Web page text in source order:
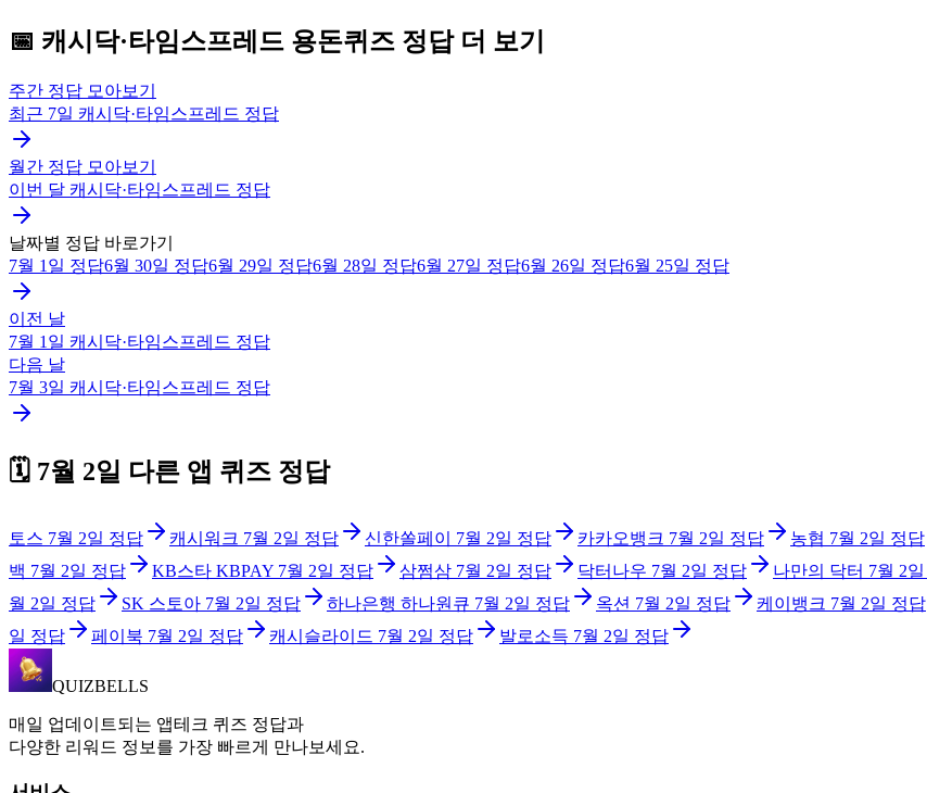
📅 캐시닥·타임스프레드 용돈퀴즈 정답 더 보기
주간 정답 모아보기
최근 7일 캐시닥·타임스프레드 정답
월간 정답 모아보기
이번 달 캐시닥·타임스프레드 정답
날짜별 정답 바로가기
7월 1일 정답6월 30일 정답6월 29일 정답6월 28일 정답6월 27일 정답6월 26일 정답6월 25일 정답
이전 날
7월 1일 캐시닥·타임스프레드 정답
다음 날
7월 3일 캐시닥·타임스프레드 정답
🗓️ 7월 2일 다른 앱 퀴즈 정답
토스 7월 2일 정답 캐시워크 7월 2일 정답 신한쏠페이 7월 2일 정답 카카오뱅크 7월 2일 정답 농협 7월 2일 정답
백 7월 2일 정답 KB스타 KBPAY 7월 2일 정답 삼쩜삼 7월 2일 정답 닥터나우 7월 2일 정답 나만의 닥터 7월 2일
월 2일 정답 SK 스토아 7월 2일 정답 하나은행 하나원큐 7월 2일 정답 옥션 7월 2일 정답 케이뱅크 7월 2일 정답
일 정답 페이북 7월 2일 정답 캐시슬라이드 7월 2일 정답 발로소득 7월 2일 정답
QUIZBELLS
매일 업데이트되는 앱테크 퀴즈 정답과
다양한 리워드 정보를 가장 빠르게 만나보세요.